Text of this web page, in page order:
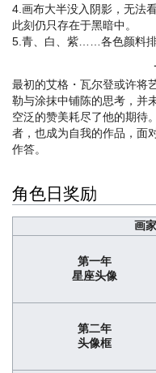
4.画布大半没入阴影，无法
此刻仍只存在于黑暗中。
5.青、白、紫……各色颜料排
最初的艾格・瓦尔登或许将
勒与涂抹中铺陈的思考，并
空泛的赞美耗尽了他的期待
者，也成为自我的作品，面
作答。
角色日奖励
画
第一年
星座头像
第二年
头像框